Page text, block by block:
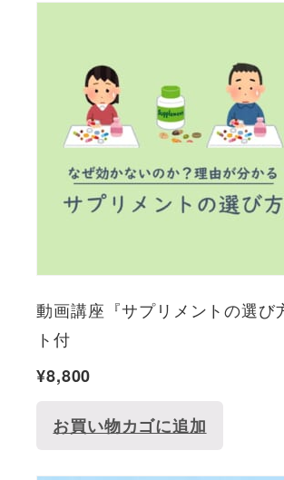
動画講座『サプリメントの選び
ト付
¥8,800
お買い物カゴに追加